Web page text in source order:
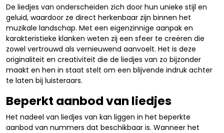
De liedjes van onderscheiden zich door hun unieke stijl en
geluid, waardoor ze direct herkenbaar zijn binnen het
muzikale landschap. Met een eigenzinnige aanpak en
karakteristieke klanken weten zij een sfeer te creëren die
zowel vertrouwd als vernieuwend aanvoelt. Het is deze
originaliteit en creativiteit die de liedjes van zo bijzonder
maakt en hen in staat stelt om een blijvende indruk achter
te laten bij luisteraars.
Beperkt aanbod van liedjes
Het nadeel van liedjes van kan liggen in het beperkte
aanbod van nummers dat beschikbaar is. Wanneer het